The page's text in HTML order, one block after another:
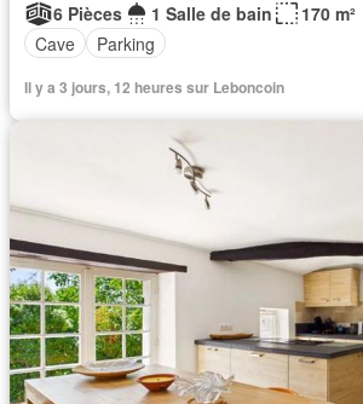
6 Pièces
1 Salle de bain
170 m²
Cave
Parking
Il y a 3 jours, 12 heures sur Leboncoin